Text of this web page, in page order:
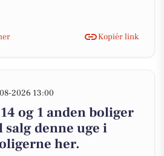
Kopiér link
2026 13:00
og 1 anden boliger
denne uge i
her.